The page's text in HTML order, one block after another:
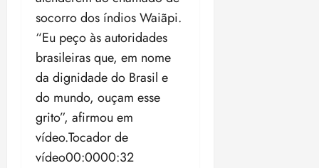
socorro dos índios Waiãpi.
“Eu peço às autoridades
brasileiras que, em nome
da dignidade do Brasil e
do mundo, ouçam esse
grito”, afirmou em
vídeo.Tocador de
vídeo00:0000:32